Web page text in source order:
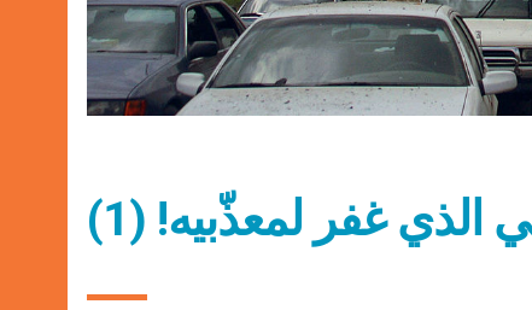
الذي غفر لمعذّبيه! (1)